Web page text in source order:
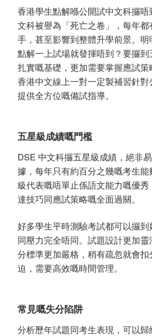
香港學生點解喺公開試中文科攞
文科被譽為「死亡之卷」，每年
手，甚至影響到整體升學前景。明
點解一上試場就發揮唔到？要攞
扎實嘅基礎，更加需要掌握應試
香港中文線上一對一定製補習針
提供全方位嘅備試指導。
五星級成績嘅門檻
DSE 中文科攞五星級成績，絕非
據，每年只有約百分之幾嘅考生
級代表嘅唔單止係語文能力嘅優
達技巧同應試策略嘅全面過關。
好多學生平時測驗考試都可以攞
同壓力完全唔同。試題設計更加
分標準更加嚴格，稍有疏忽就會
迫，需要高效嘅時間管理。
常見嘅失分陷阱
分析歷年試題同考生表現，可以